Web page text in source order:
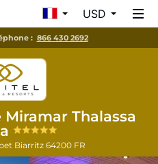
USD
: 866 430 2692
Thalassa
Biarritz 64200 FR